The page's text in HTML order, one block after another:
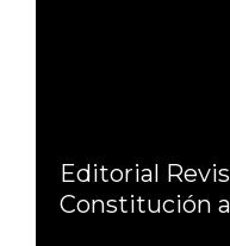
Editorial
Constitución